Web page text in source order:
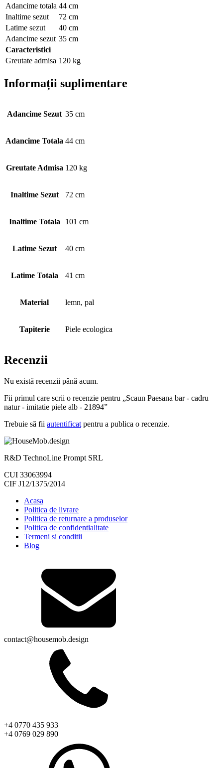
Adancime totala 44 cm
Inaltime sezut
72 cm
Latime sezut
40 cm
Adancime sezut 35 cm
Caracteristici
Greutate admisa 120 kg
Informații suplimentare
Adancime Sezut 35 cm
Adancime Totala 44 cm
Greutate Admisa 120 kg
Inaltime Sezut 72 cm
Inaltime Totala 101 cm
Latime Sezut 40 cm
Latime Totala 41 cm
Material lemn, pal
Tapiterie Piele ecologica
Recenzii
Nu există recenzii până acum.
Fii primul care scrii o recenzie pentru „Scaun Paesana bar - cadru
natur - imitatie piele alb - 21894”
Trebuie să fii autentificat pentru a publica o recenzie.
R&D TechnoLine Prompt SRL
CUI 33063994
CIF J12/1375/2014
Acasa
Politica de livrare
Politica de returnare a produselor
Politica de confidentialitate
Termeni si conditii
Blog
contact@housemob.design
+4 0770 435 933
+4 0769 029 890